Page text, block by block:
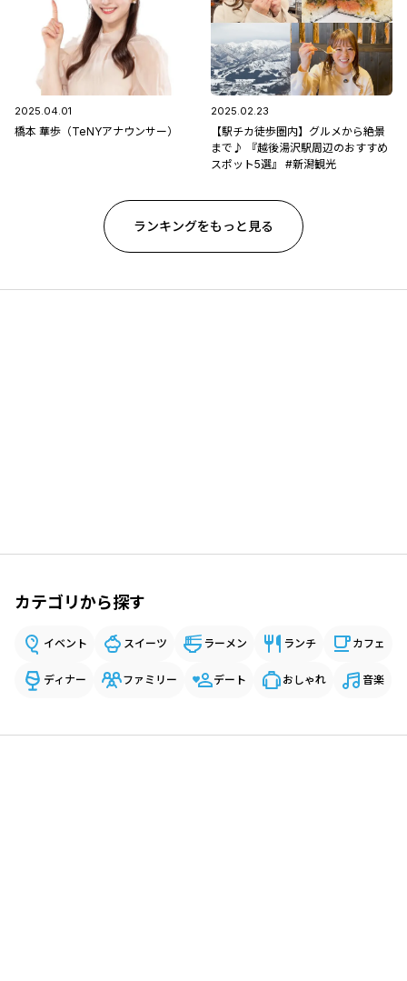
2025.04.01
橋本 華歩（TeNYアナウンサー）
2025.02.23
【駅チカ徒歩圏内】グルメから絶景
まで♪ 『越後湯沢駅周辺のおすすめ
スポット5選』 #新潟観光
ランキングをもっと見る
カテゴリから探す
イベント スイーツ ラーメン ランチ カフェ
ディナー ファミリー デート おしゃれ 音楽